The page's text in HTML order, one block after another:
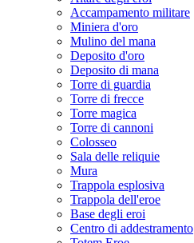
Accampamento militare
Miniera d'oro
Mulino del mana
Deposito d'oro
Deposito di mana
Torre di guardia
Torre di frecce
Torre magica
Torre di cannoni
Colosseo
Sala delle reliquie
Mura
Trappola esplosiva
Trappola dell'eroe
Base degli eroi
Centro di addestramento